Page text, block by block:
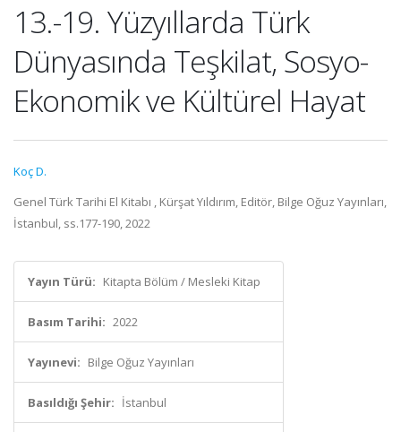
13.-19. Yüzyıllarda Türk
Dünyasında Teşkilat, Sosyo-
Ekonomik ve Kültürel Hayat
Koç D.
Genel Türk Tarihi El Kitabı , Kürşat Yıldırım, Editör, Bilge Oğuz Yayınları,
İstanbul, ss.177-190, 2022
Yayın Türü: Kitapta Bölüm / Mesleki Kitap
Basım Tarihi: 2022
Yayınevi: Bilge Oğuz Yayınları
Basıldığı Şehir: İstanbul